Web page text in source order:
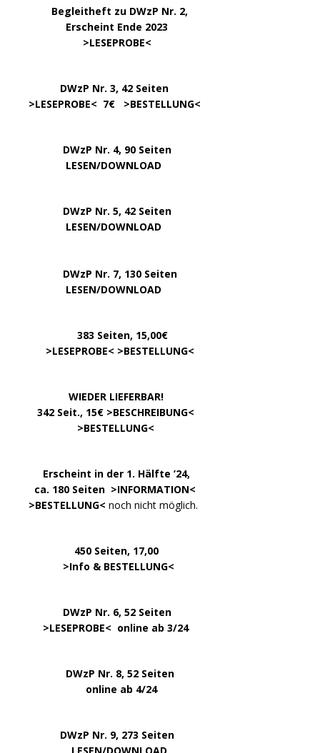
Begleitheft zu DWzP Nr. 2,
Erscheint Ende 2023
>LESEPROBE<
DWzP Nr. 3, 42 Seiten
>LESEPROBE< 7€ >BESTELLUNG<
DWzP Nr. 4, 90 Seiten
LESEN/DOWNLOAD
DWzP Nr. 5, 42 Seiten
LESEN/DOWNLOAD
DWzP Nr. 7, 130 Seiten
LESEN/DOWNLOAD
383 Seiten, 15,00€
>LESEPROBE< >BESTELLUNG<
WIEDER LIEFERBAR!
342 Seit., 15€ >BESCHREIBUNG<
>BESTELLUNG<
Erscheint in der 1. Hälfte ’24,
ca. 180 Seiten >INFORMATION<
>BESTELLUNG< noch nicht möglich.
450 Seiten, 17,00
>Info & BESTELLUNG<
DWzP Nr. 6, 52 Seiten
>LESEPROBE< online ab 3/24
DWzP Nr. 8, 52 Seiten
online ab 4/24
DWzP Nr. 9, 273 Seiten